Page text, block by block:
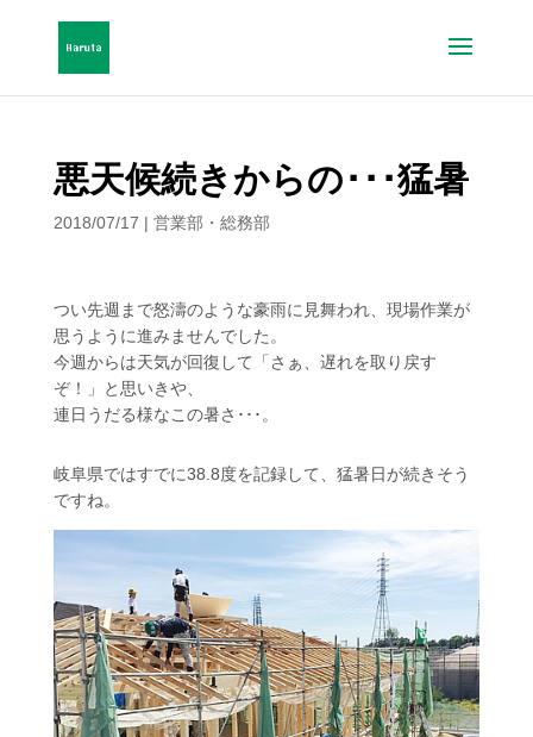
悪天候続きからの･･･猛暑
2018/07/17 | 営業部・総務部
つい先週まで怒濤のような豪雨に見舞われ、現場作業が
思うように進みませんでした。
今週からは天気が回復して「さぁ、遅れを取り戻す
ぞ！」と思いきや、
連日うだる様なこの暑さ･･･。
岐阜県ではすでに38.8度を記録して、猛暑日が続きそう
ですね。